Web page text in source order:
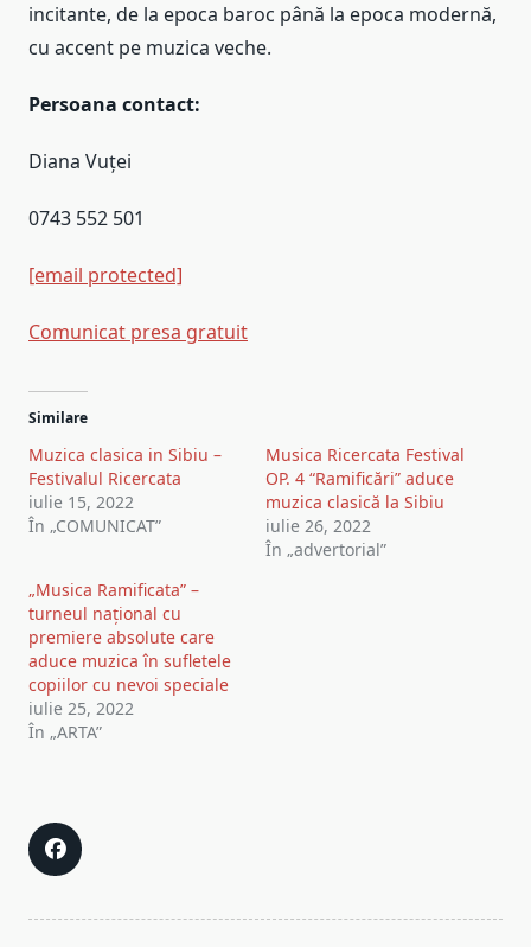
incitante, de la epoca baroc până la epoca modernă,
cu accent pe muzica veche.
Persoana contact:
Diana Vuței
0743 552 501
[email protected]
Post
navigation
Comunicat presa gratuit
Similare
Muzica clasica in Sibiu –
Festivalul Ricercata
iulie 15, 2022
În „COMUNICAT”
Musica Ricercata Festival
OP. 4 “Ramificări” aduce
muzica clasică la Sibiu
iulie 26, 2022
În „advertorial”
„Musica Ramificata” –
turneul național cu
premiere absolute care
aduce muzica în sufletele
copiilor cu nevoi speciale
iulie 25, 2022
În „ARTA”